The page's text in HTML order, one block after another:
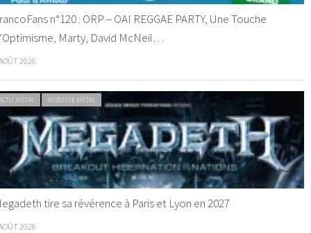
n°120 : ORP – OAI REGGAE PARTY, Une Touche
Marty, David McNeil…
2026
METAL WEBZINE METAL
tire sa révérence à Paris et Lyon en 2027
2026